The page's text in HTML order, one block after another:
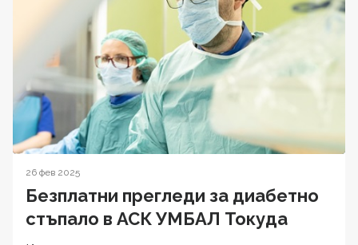
26 фев 2025
Безплатни прегледи за диабетно
стъпало в АСК УМБАЛ Токуда